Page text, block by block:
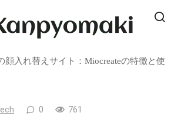
顔入れ替えサイト：Miocreateの特徴と使
0 761